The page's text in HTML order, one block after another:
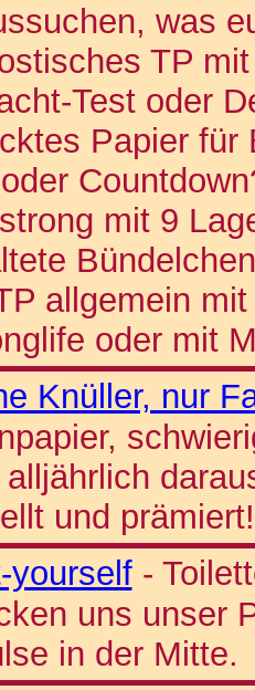
was
TP
Test oder
Papier für
mit 9
allgemein
oder mit
Knüller, nur
und prämiert!
yourself-
uns unser
in der Mitte.